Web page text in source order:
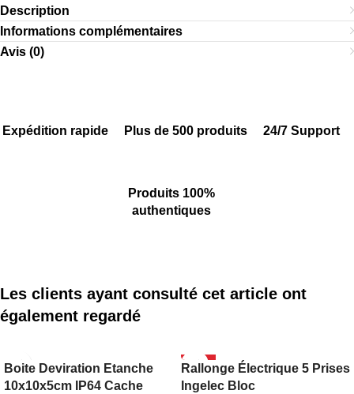
Description
Informations complémentaires
Avis (0)
Expédition rapide Plus de 500 produits 24/7 Support
Produits 100%
authentiques
Les clients ayant consulté cet article ont
également regardé
Boite Deviration Etanche
10x10x5cm IP64 Cache
-18%
Rallonge Électrique 5 Prises
Ingelec Bloc